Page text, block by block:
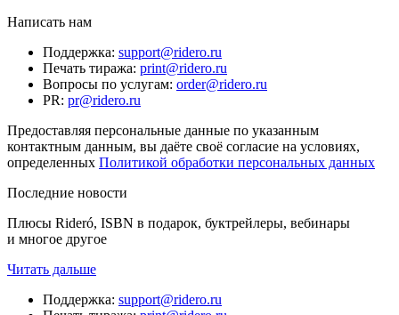
Написать нам
Поддержка: support@ridero.ru
Печать тиража: print@ridero.ru
Вопросы по услугам: order@ridero.ru
PR: pr@ridero.ru
Предоставляя персональные данные по указанным
контактным данным, вы даёте своё согласие на условиях,
определенных Политикой обработки персональных данных
Последние новости
Плюсы Rideró, ISBN в подарок, буктрейлеры, вебинары
и многое другое
Читать дальше
Поддержка: support@ridero.ru